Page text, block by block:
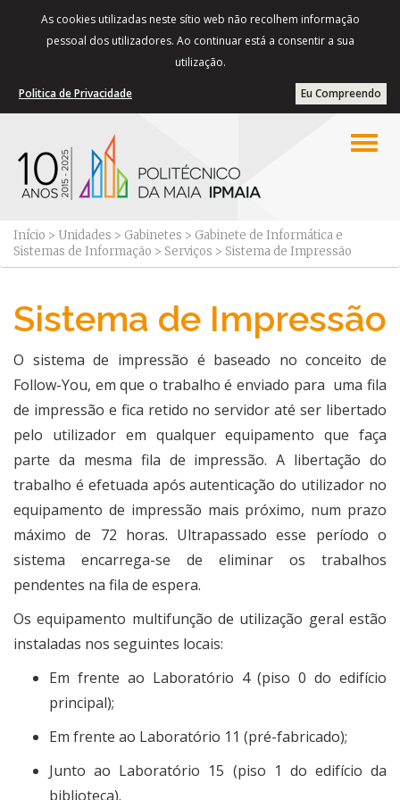
As cookies utilizadas neste sítio web não recolhem informação
pessoal dos utilizadores. Ao continuar está a consentir a sua
utilização.
Eu Compreendo
Politica de Privacidade
Início > Unidades > Gabinetes > Gabinete de Informática e
Sistemas de Informação > Serviços > Sistema de Impressão
Sistema de Impressão
​​​​​​​​​​​O sistema de impressão é baseado no conceito de
Follow-You, em que o trabalho é enviado para uma fila
de impressão e fica retido no servidor até ser libertado
pelo utilizador em qualquer equipamento que faça
parte da mesma fila de impressão. A libertação do
trabalho é efetuada após autenticação do utilizador no
equipamento de impressão mais próximo, num prazo
máximo de 72 horas. Ultrapassado esse período o
sistema encarrega-se de eliminar os trabalhos
pendentes na fila de espera.
Os equipamento multifunção de utilização geral estão
instaladas nos seguintes locais:
Em frente ao Laboratório 4 (piso 0 do edifício
principal);
Em frente ao Laboratório 11 (pré-fabricado);
Junto ao Laboratório 15 (piso 1 do edifício da
biblioteca).